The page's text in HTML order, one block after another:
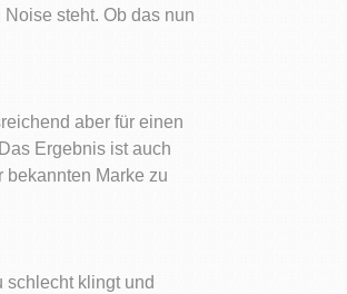
steht. Ob das nun
aber für einen
Ergebnis ist auch
bekannten Marke zu
schlecht klingt und